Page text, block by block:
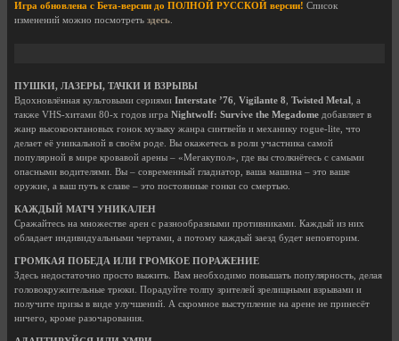
Игра обновлена с Бета-версии до ПОЛНОЙ РУССКОЙ версии! Список
изменений можно посмотреть здесь.
ПУШКИ, ЛАЗЕРЫ, ТАЧКИ И ВЗРЫВЫ
Вдохновлённая культовыми сериями Interstate ’76, Vigilante 8, Twisted Metal, а
также VHS-хитами 80-х годов игра Nightwolf: Survive the Megadome добавляет в
жанр высокооктановых гонок музыку жанра синтвейв и механику rogue-lite, что
делает её уникальной в своём роде. Вы окажетесь в роли участника самой
популярной в мире кровавой арены – «Мегакупол», где вы столкнётесь с самыми
опасными водителями. Вы – современный гладиатор, ваша машина – это ваше
оружие, а ваш путь к славе – это постоянные гонки со смертью.
КАЖДЫЙ МАТЧ УНИКАЛЕН
Сражайтесь на множестве арен с разнообразными противниками. Каждый из них
обладает индивидуальными чертами, а потому каждый заезд будет неповторим.
ГРОМКАЯ ПОБЕДА ИЛИ ГРОМКОЕ ПОРАЖЕНИЕ
Здесь недостаточно просто выжить. Вам необходимо повышать популярность, делая
головокружительные трюки. Порадуйте толпу зрителей зрелищными взрывами и
получите призы в виде улучшений. А скромное выступление на арене не принесёт
ничего, кроме разочарования.